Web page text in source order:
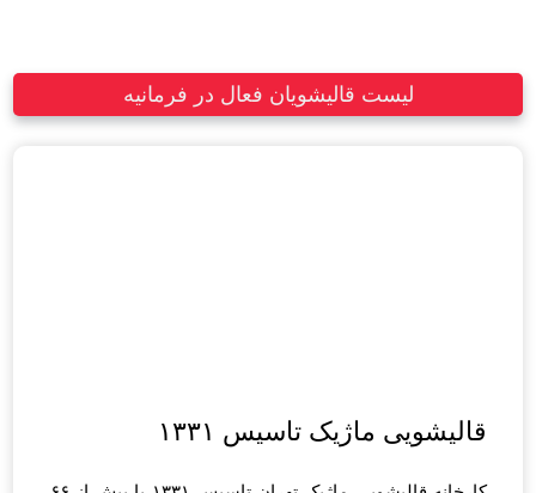
لیست قالیشویان فعال در فرمانیه
قالیشویی ماژیک تاسیس ۱۳۳۱